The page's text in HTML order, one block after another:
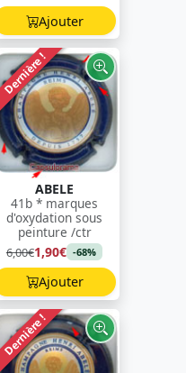
Ajouter
Dernière !
ABELE
41b * marques
d'oxydation sous
peinture /ctr
6,00€1,90€ -68%
Ajouter
Dernière !